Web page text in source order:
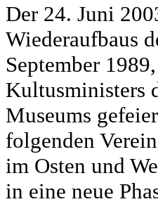
Der 24. Juni
Wiederaufbaus
September
Kultusministers
Museums
folgenden
im Osten und
in eine neue